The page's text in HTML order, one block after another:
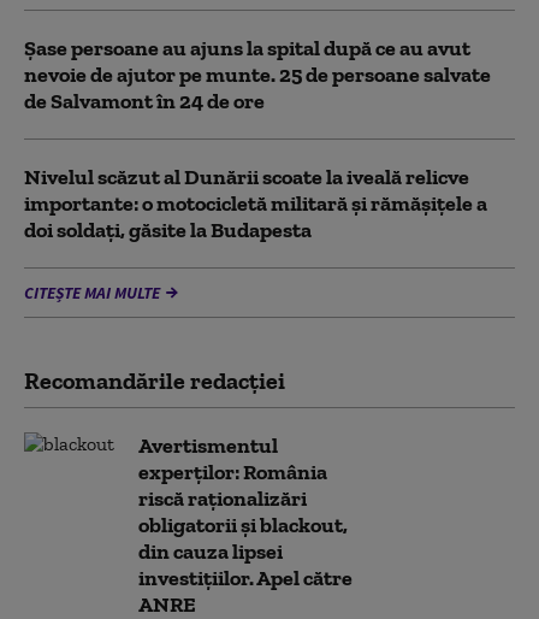
Șase persoane au ajuns la spital după ce au avut
nevoie de ajutor pe munte. 25 de persoane salvate
de Salvamont în 24 de ore
Nivelul scăzut al Dunării scoate la iveală relicve
importante: o motocicletă militară și rămășițele a
doi soldați, găsite la Budapesta
CITEȘTE MAI MULTE
Recomandările redacţiei
Avertismentul
experților: România
riscă raționalizări
obligatorii și blackout,
din cauza lipsei
investițiilor. Apel către
ANRE